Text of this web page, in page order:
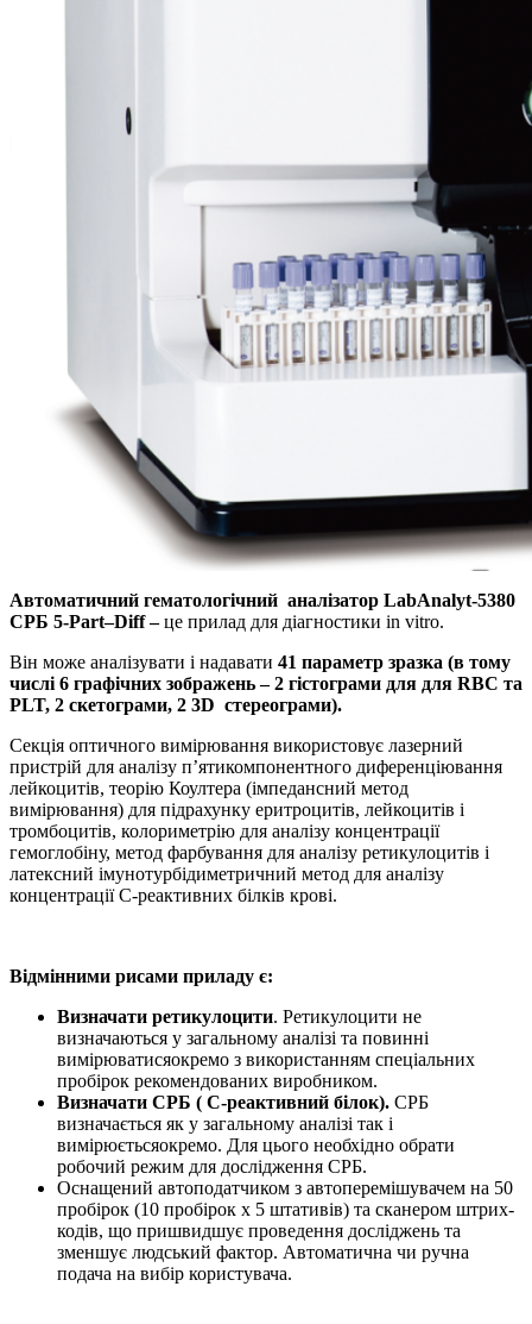
Автоматичний гематологічний аналізатор LabAnalyt-5380
CРБ 5-Part–Diff–це прилад для діагностики in vitro.
Він може аналізувати і надавати 41 параметр зразка (в тому
числі 6 графічних зображень – 2 гістограми для для RBC та
PLT, 2 скетограми, 2 3D стереограми).
Секція оптичного вимірювання використовує лазерний
пристрій для аналізу п’ятикомпонентного диференціювання
лейкоцитів, теорію Коултера (імпедансний метод
вимірювання) для підрахунку еритроцитів, лейкоцитів і
тромбоцитів, колориметрію для аналізу концентрації
гемоглобіну, метод фарбування для аналізу ретикулоцитів і
латексний імунотурбідиметричний метод для аналізу
концентрації С-реактивних білків крові.
Відмінними рисами приладу є:
Визначати ретикулоцити. Ретикулоцити не
визначаються у загальному аналізі та повинні
вимірюватисяокремо з використанням спеціальних
пробірок рекомендованих виробником.
Визначати СРБ ( С-реактивний білок). СРБ
визначається як у загальному аналізі так і
вимірюєтьсяокремо. Для цього необхідно обрати
робочий режим для дослідження СРБ.
Оснащений автоподатчиком з автоперемішувачем на 50
пробірок (10 пробірок х 5 штативів) та сканером штрих-
кодів, що пришвидшує проведення досліджень та
зменшує людський фактор. Автоматична чи ручна
подача на вибір користувача.